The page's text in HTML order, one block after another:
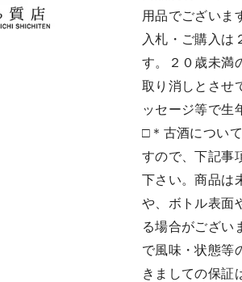
用品でございま
入札・ご購入は
す。２０歳未満
取り消しとさせ
ッセージ等で生
□＊古酒につい
すので、下記事
下さい。商品は
や、ボトル表面
る場合がござい
で風味・状態等
きましての保証